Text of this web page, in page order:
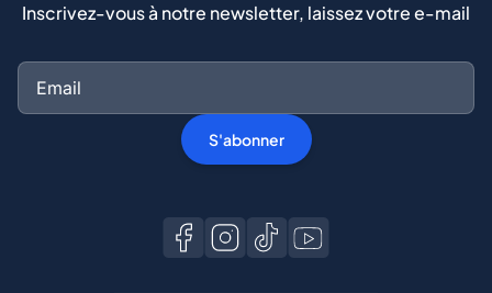
Inscrivez-vous à notre newsletter, laissez votre e-mail
S'abonner